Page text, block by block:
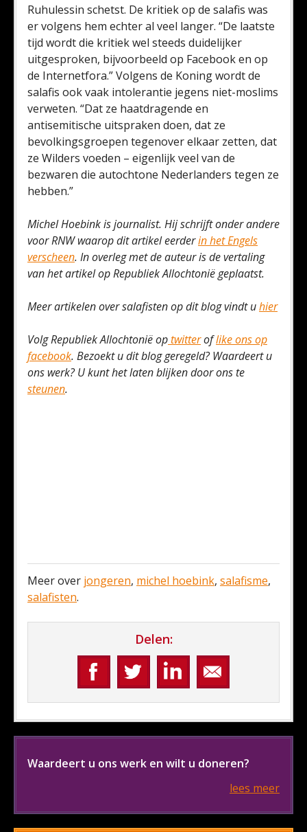
Ruhulessin schetst. De kritiek op de salafis was
er volgens hem echter al veel langer. “De laatste
tijd wordt die kritiek wel steeds duidelijker
uitgesproken, bijvoorbeeld op Facebook en op
de Internetfora.” Volgens de Koning wordt de
salafis ook vaak intolerantie jegens niet-moslims
verweten. “Dat ze haatdragende en
antisemitische uitspraken doen, dat ze
bevolkingsgroepen tegenover elkaar zetten, dat
ze Wilders voeden – eigenlijk veel van de
bezwaren die autochtone Nederlanders tegen ze
hebben.”
Michel Hoebink is journalist. Hij schrijft onder andere
voor RNW waarop dit artikel eerderin het Engels
verscheen. In overleg met de auteur is de vertaling
van het artikel op Republiek Allochtonië geplaatst.
Meer artikelen over salafisten op dit blog vindt uhier
Volg Republiek Allochtonië optwitteroflike ons op
facebook. Bezoekt u dit blog geregeld? Waardeert u
ons werk? U kunt het laten blijken door ons te
steunen.
Meer over jongeren, michel hoebink, salafisme,
salafisten.
Delen:
Waardeert u ons werk en wilt u doneren?
lees meer